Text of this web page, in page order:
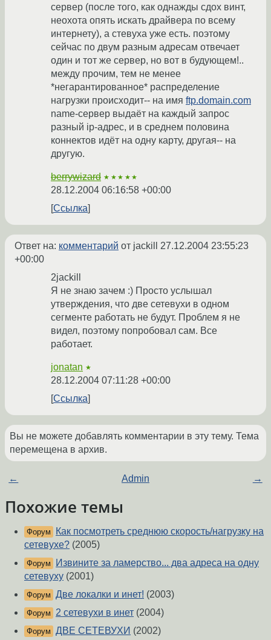
сервер (после того, как однажды сдох винт,
неохота опять искать драйвера по всему
интернету), а стевуха уже есть. поэтому
сейчас по двум разным адресам отвечает
один и тот же сервер, но вот в будующем!..
между прочим, тем не менее
*негарантированное* распределение
нагрузки происходит-- на имя ftp.domain.com
name-сервер выдаёт на каждый запрос
разный ip-адрес, и в среднем половина
коннектов идёт на одну карту, другая-- на
другую.
berrywizard ★★★★★
28.12.2004 06:16:58 +00:00
Ссылка
Ответ на: комментарий от jackill 27.12.2004 23:55:23
+00:00
2jackill
Я не знаю зачем :) Просто услышал
утверждения, что две сетевухи в одном
сегменте работать не будут. Проблем я не
видел, поэтому попробовал сам. Все
работает.
jonatan ★
28.12.2004 07:11:28 +00:00
Ссылка
Вы не можете добавлять комментарии в эту тему. Тема
перемещена в архив.
← Admin →
Похожие темы
Форум
Как посмотреть среднюю скорость/нагрузку на
сетевухе? (2005)
Форум
Извините за ламерство... два адреса на одну
сетевуху (2001)
Форум Две локалки и инет! (2003)
Форум 2 сетевухи в инет (2004)
Форум ДВЕ СЕТЕВУХИ (2002)